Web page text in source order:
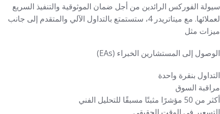
سيولة الفوركس الرائدين من أجل ضمان الموثوقية والتنفيذ السريع
لعملائها. مع ميتاتريدر 4، ستستمتع بالتداول الآلي والمتقدم إلى جانب
ميزات مثل
الوصول إلى المستشارين الخبراء (EAs)
التداول بنقرة واحدة
مراقبة السوق
أكثر من 50 مؤشرًا مثبتًا مسبقًا للتحليل الفني